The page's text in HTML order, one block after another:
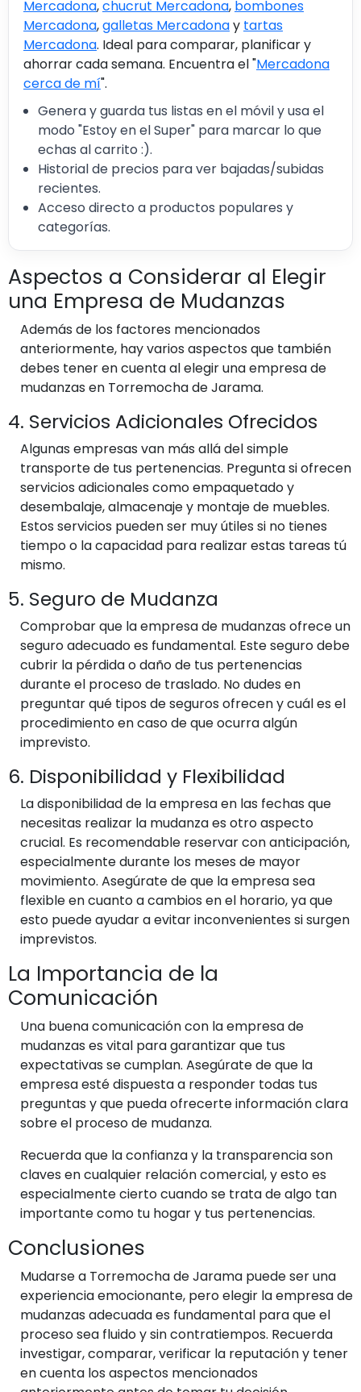
Mercadona,chucrut Mercadona, bombones
Mercadona,galletas Mercadonay tartas
Mercadona. Ideal para comparar, planificar y
ahorrar cada semana. Encuentra el "Mercadona
cerca de mí".
Genera y guarda tus listas en el móvil y usa el
modo "Estoy en el Super" para marcar lo que
echas al carrito :).
Historial de precios para ver bajadas/subidas
recientes.
Acceso directo a productos populares y
categorías.
Aspectos a Considerar al Elegir
una Empresa de Mudanzas
Además de los factores mencionados
anteriormente, hay varios aspectos que también
debes tener en cuenta al elegir una empresa de
mudanzas en Torremocha de Jarama.
4. Servicios Adicionales Ofrecidos
Algunas empresas van más allá del simple
transporte de tus pertenencias. Pregunta si ofrecen
servicios adicionales como empaquetado y
desembalaje, almacenaje y montaje de muebles.
Estos servicios pueden ser muy útiles si no tienes
tiempo o la capacidad para realizar estas tareas tú
mismo.
5. Seguro de Mudanza
Comprobar que la empresa de mudanzas ofrece un
seguro adecuado es fundamental. Este seguro debe
cubrir la pérdida o daño de tus pertenencias
durante el proceso de traslado. No dudes en
preguntar qué tipos de seguros ofrecen y cuál es el
procedimiento en caso de que ocurra algún
imprevisto.
6. Disponibilidad y Flexibilidad
La disponibilidad de la empresa en las fechas que
necesitas realizar la mudanza es otro aspecto
crucial. Es recomendable reservar con anticipación,
especialmente durante los meses de mayor
movimiento. Asegúrate de que la empresa sea
flexible en cuanto a cambios en el horario, ya que
esto puede ayudar a evitar inconvenientes si surgen
imprevistos.
La Importancia de la
Comunicación
Una buena comunicación con la empresa de
mudanzas es vital para garantizar que tus
expectativas se cumplan. Asegúrate de que la
empresa esté dispuesta a responder todas tus
preguntas y que pueda ofrecerte información clara
sobre el proceso de mudanza.
Recuerda que la confianza y la transparencia son
claves en cualquier relación comercial, y esto es
especialmente cierto cuando se trata de algo tan
importante como tu hogar y tus pertenencias.
Conclusiones
Mudarse a Torremocha de Jarama puede ser una
experiencia emocionante, pero elegir la empresa de
mudanzas adecuada es fundamental para que el
proceso sea fluido y sin contratiempos. Recuerda
investigar, comparar, verificar la reputación y tener
en cuenta los aspectos mencionados